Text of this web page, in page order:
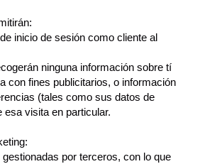
inicio de sesión como cliente al
ninguna información sobre tí
con fines publicitarios, o información
(tales como sus datos de
esa visita en particular.
por terceros, con lo que